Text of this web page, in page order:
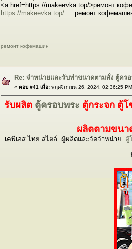
<a href=https://makeevka.top/>ремонт
https://makeevka.top/ ремонт
ремонт кофемашин
Re: จำหน่ายและรับทำขนาดตามสั่ง ตู้คร
« ตอบ #41 เมื่อ: พฤศจิกายน 26, 2024, 02:36:25
รับผลิต ตู้ครอบพระ ตู้กระจก ตู้โ
ผลิตตามขนา
เคพีเอส ไทย สไตล์ ผู้ผลิตและจัดจำหน่าย ตู้